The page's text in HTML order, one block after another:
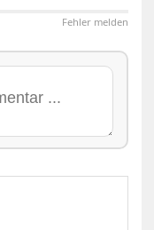
Fehler melden